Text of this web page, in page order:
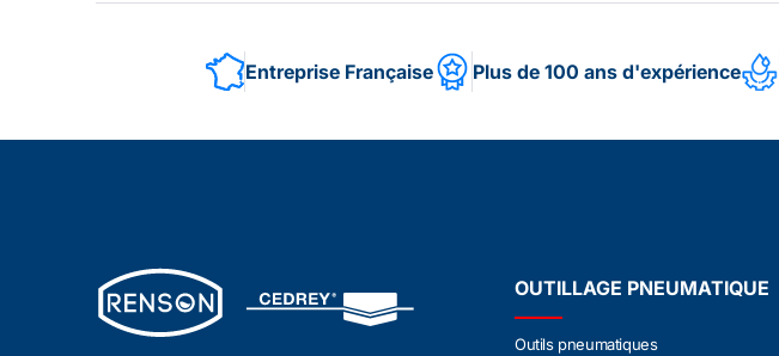
Entreprise Française Plus de 100 ans d'expérience
OUTILLAGE PNEUMATIQUE
Outils pneumatiques